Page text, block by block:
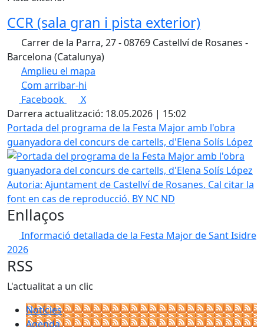
CCR (sala gran i pista exterior)
Carrer de la Parra, 27 - 08769 Castellví de Rosanes -
Barcelona (Catalunya)
Amplieu el mapa
Com arribar-hi
+
−
Facebook
X
Darrera actualització: 18.05.2026 | 15:02
Portada del programa de la Festa Major amb l'obra
guanyadora del concurs de cartells, d'Elena Solís López
Autoria: Ajuntament de Castellví de Rosanes. Cal citar la
font en cas de reproducció. BY NC ND
Enllaços
Informació detallada de la Festa Major de Sant Isidre
2026
RSS
L'actualitat a un clic
Notícies
Agenda